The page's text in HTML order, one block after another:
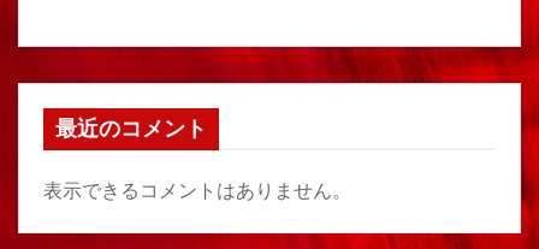
最近のコメント
表示できるコメントはありません。